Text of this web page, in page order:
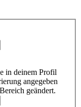
in deinem Profil
angegeben
geändert.